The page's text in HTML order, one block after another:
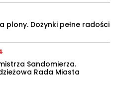
plony. Dożynki pełne radości
Sandomierza.
Rada Miasta